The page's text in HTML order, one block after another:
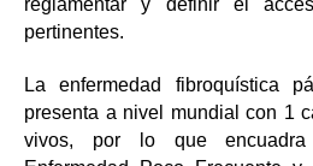
reglamentar y definir el
pertinentes.
La enfermedad fibroquística
presenta a nivel mundial con 1
vivos, por lo que encuadra